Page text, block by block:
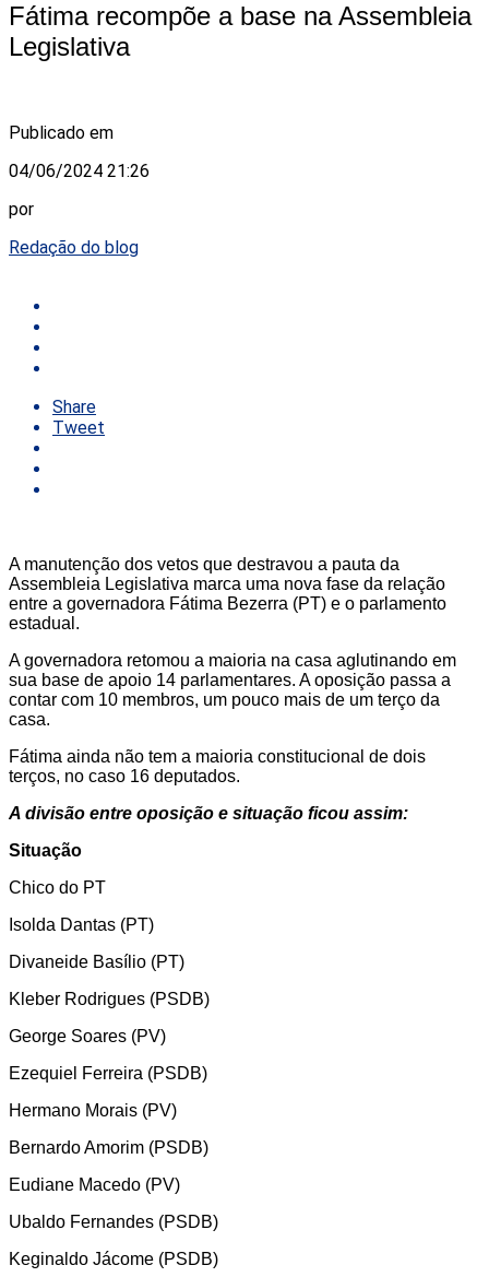
Fátima recompõe a base na Assembleia
Legislativa
Publicado em
04/06/2024 21:26
por
Redação do blog
Share
Tweet
A manutenção dos vetos que destravou a pauta da
Assembleia Legislativa marca uma nova fase da relação
entre a governadora Fátima Bezerra (PT) e o parlamento
estadual.
A governadora retomou a maioria na casa aglutinando em
sua base de apoio 14 parlamentares. A oposição passa a
contar com 10 membros, um pouco mais de um terço da
casa.
Fátima ainda não tem a maioria constitucional de dois
terços, no caso 16 deputados.
A divisão entre oposição e situação ficou assim:
Situação
Chico do PT
Isolda Dantas (PT)
Divaneide Basílio (PT)
Kleber Rodrigues (PSDB)
George Soares (PV)
Ezequiel Ferreira (PSDB)
Hermano Morais (PV)
Bernardo Amorim (PSDB)
Eudiane Macedo (PV)
Ubaldo Fernandes (PSDB)
Keginaldo Jácome (PSDB)